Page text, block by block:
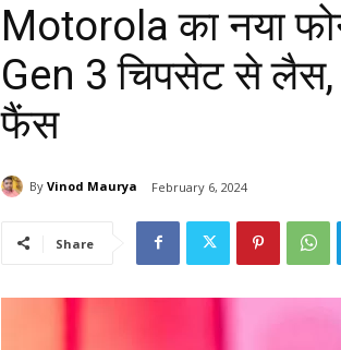
Motorola का नया
Gen 3 चिपसेट से
फैंस
By Vinod Maurya February 6, 2024
Share